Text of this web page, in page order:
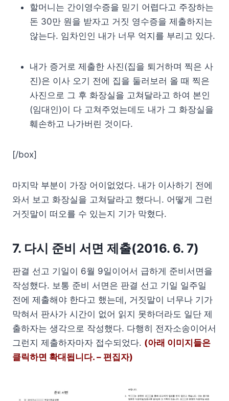
할머니는 간이영수증을 믿기 어렵다고 주장하는
돈 30만 원을 받자고 거짓 영수증을 제출하지는
않는다. 임차인인 내가 너무 억지를 부리고 있다.
내가 증거로 제출한 사진(집을 퇴거하며 찍은 사
진)은 이사 오기 전에 집을 둘러보러 올 때 찍은
사진으로 그 후 화장실을 고쳐달라고 하여 본인
(임대인)이 다 고쳐주었는데도 내가 그 화장실을
훼손하고 나가버린 것이다.
[/box]
마지막 부분이 가장 어이없었다. 내가 이사하기 전에
와서 보고 화장실을 고쳐달라고 했다니. 어떻게 그런
거짓말이 떠오를 수 있는지 기가 막혔다.
7. 다시 준비 서면 제출(2016. 6. 7)
판결 선고 기일이 6월 9일이어서 급하게 준비서면을
작성했다. 보통 준비 서면은 판결 선고 기일 일주일
전에 제출해야 한다고 했는데, 거짓말이 너무나 기가
막혀서 판사가 시간이 없어 읽지 못하더라도 일단 제
출하자는 생각으로 작성했다. 다행히 전자소송이어서
그런지 제출하자마자 접수되었다. (아래 이미지들은
클릭하면 확대됩니다. – 편집자)